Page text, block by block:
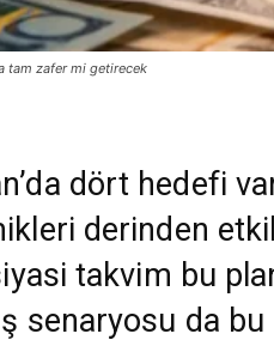
tam zafer mi getirecek
dört hedefi
derinden
takvim bu
senaryosu da